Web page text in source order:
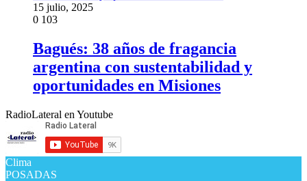
15 julio, 2025
0 103
Bagués: 38 años de fragancia
argentina con sustentabilidad y
oportunidades en Misiones
RadioLateral en Youtube
Clima
POSADAS